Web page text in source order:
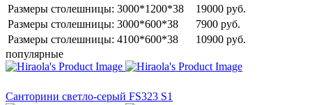
Размеры столешницы: 3000*1200*38
19000 руб.
Размеры столешницы: 3000*600*38
7900 руб.
Размеры столешницы: 4100*600*38
10900 руб.
популярные
Санторини светло-серый FS323 S1